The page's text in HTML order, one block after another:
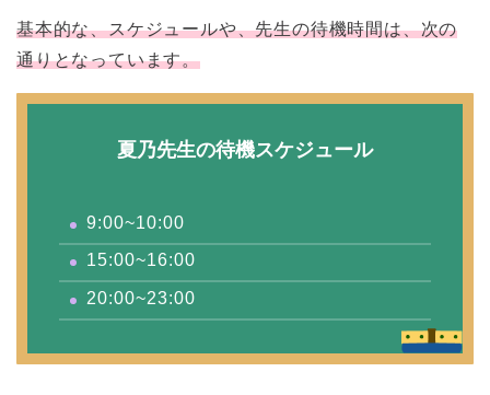
基本的な、スケジュールや、先生の待機時間は、次の
通りとなっています。
夏乃先生の待機スケジュール
9:00~10:00
15:00~16:00
20:00~23:00